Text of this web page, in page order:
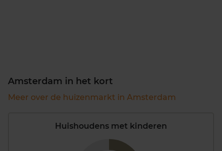
Amsterdam in het kort
Meer over de huizenmarkt in Amsterdam
Huishoudens met kinderen